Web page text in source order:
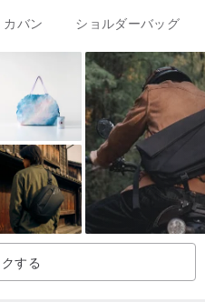
リー
プ幅25(mm)
ブラック🌑
Capital ベジタブルタンニンなめ
バン ショルダーバッグ
する